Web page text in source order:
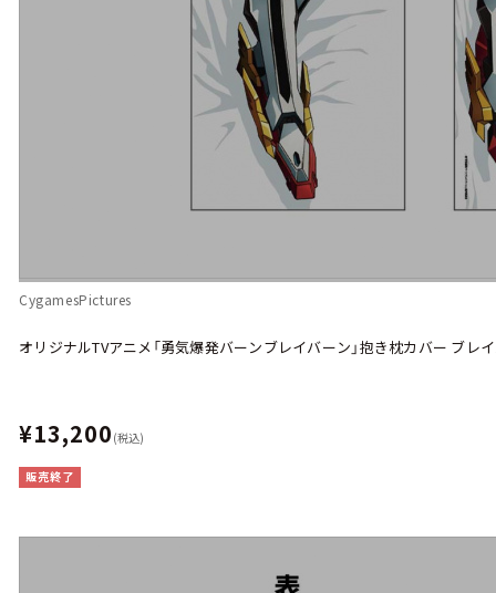
CygamesPictures
オリジナルTVアニメ「勇気爆発バーンブレイバーン」抱き枕カバー ブレ
¥13,200 (税込)
販売終了